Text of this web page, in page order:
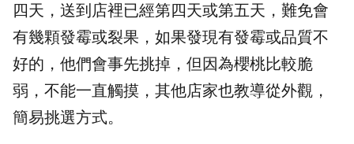
四天，送到店裡已經第四天或第五天，難免會
有幾顆發霉或裂果，如果發現有發霉或品質不
好的，他們會事先挑掉，但因為櫻桃比較脆
弱，不能一直觸摸，其他店家也教導從外觀，
簡易挑選方式。